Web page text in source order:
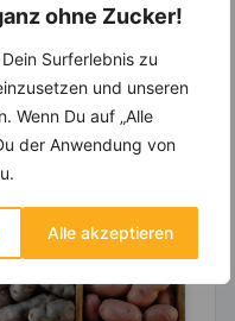
ohne Zucker!
Surferlebnis zu
und unseren
Wenn Du auf „Alle
der Anwendung von
Alle akzeptieren
erhalte
Zutaten